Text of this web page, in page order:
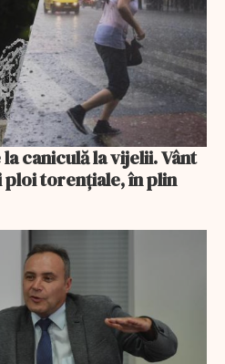
caniculă la vijelii. Vânt
ploi torențiale, în plin